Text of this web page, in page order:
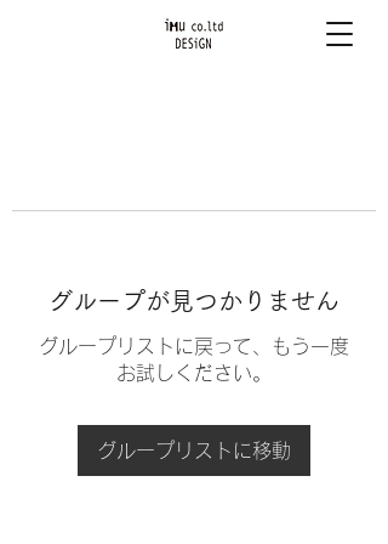
グループが見つかりません
グループリストに戻って、もう一度
お試しください。
グループリストに移動